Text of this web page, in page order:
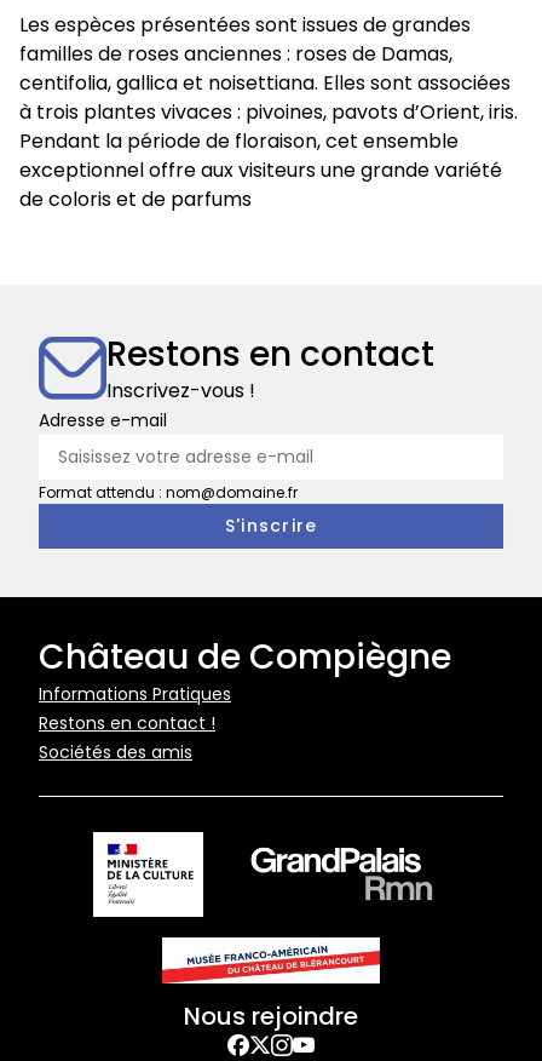
Les espèces présentées sont issues de grandes
familles de roses anciennes : roses de Damas,
centifolia, gallica et noisettiana. Elles sont associées
à trois plantes vivaces : pivoines, pavots d’Orient, iris.
Pendant la période de floraison, cet ensemble
exceptionnel offre aux visiteurs une grande variété
de coloris et de parfums
Restons en contact
Inscrivez-vous !
Adresse e-mail
Format attendu : nom@domaine.fr
Château de Compiègne
Pied
de
page
Informations Pratiques
Restons en contact !
Sociétés des amis
Nous rejoindre
Facebook
TwitterInstagram
YouTube